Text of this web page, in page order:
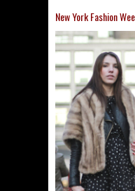
New York Fashion